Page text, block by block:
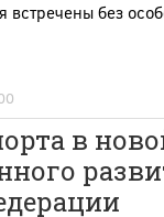
без
в